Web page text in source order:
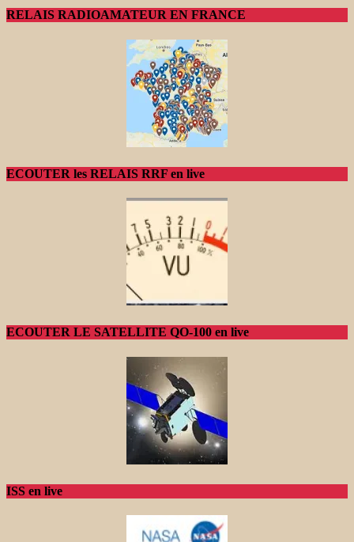
RELAIS RADIOAMATEUR EN FRANCE
ECOUTER les RELAIS RRF en live
ECOUTER LE SATELLITE QO-100 en live
ISS en live